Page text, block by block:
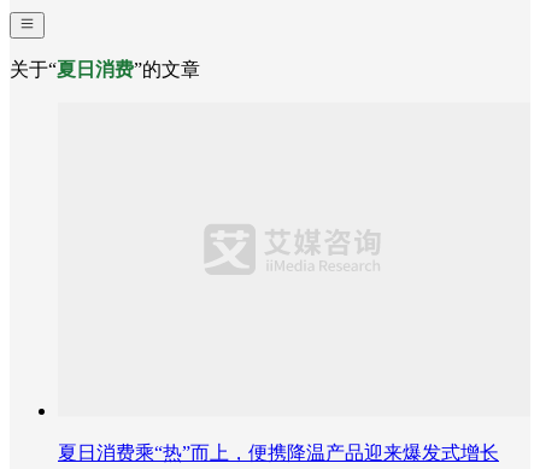
关于“夏日消费”的文章
夏日消费乘“热”而上，便携降温产品迎来爆发式增长